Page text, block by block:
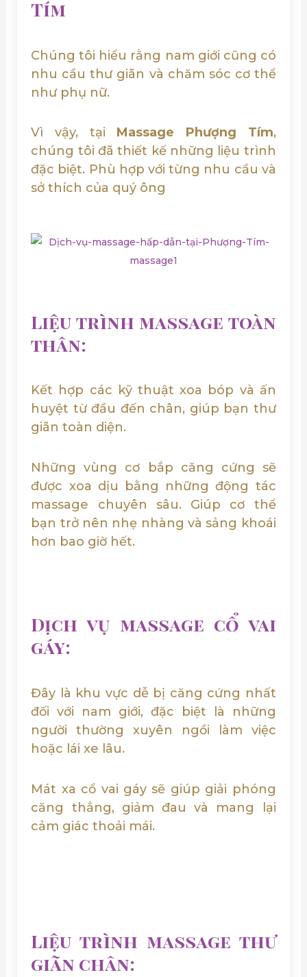
Tím
Chúng tôi hiểu rằng nam giới cũng có
nhu cầu thư giãn và chăm sóc cơ thể
như phụ nữ.
Vì vậy, tại Massage Phượng Tím,
chúng tôi đã thiết kế những liệu trình
đặc biệt. Phù hợp với từng nhu cầu và
sở thích của quý ông
Liệu trình massage toàn
thân:
Kết hợp các kỹ thuật xoa bóp và ấn
huyệt từ đầu đến chân, giúp bạn thư
giãn toàn diện.
Những vùng cơ bắp căng cứng sẽ
được xoa dịu bằng những động tác
massage chuyên sâu. Giúp cơ thể
bạn trở nên nhẹ nhàng và sảng khoái
hơn bao giờ hết.
Dịch vụ massage cổ vai
gáy:
Đây là khu vực dễ bị căng cứng nhất
đối với nam giới, đặc biệt là những
người thường xuyên ngồi làm việc
hoặc lái xe lâu.
Mát xa cổ vai gáy sẽ giúp giải phóng
căng thẳng, giảm đau và mang lại
cảm giác thoải mái.
Liệu trình massage thư
giãn chân: